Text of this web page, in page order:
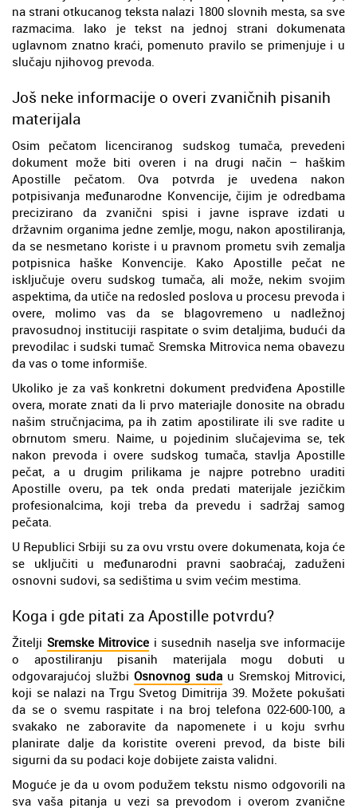
na strani otkucanog teksta nalazi 1800 slovnih mesta, sa sve
razmacima. Iako je tekst na jednoj strani dokumenata
uglavnom znatno kraći, pomenuto pravilo se primenjuje i u
slučaju njihovog prevoda.
Još neke informacije o overi zvaničnih pisanih
materijala
Osim pečatom licenciranog sudskog tumača, prevedeni
dokument može biti overen i na drugi način – haškim
Apostille pečatom. Ova potvrda je uvedena nakon
potpisivanja međunarodne Konvencije, čijim je odredbama
precizirano da zvanični spisi i javne isprave izdati u
državnim organima jedne zemlje, mogu, nakon apostiliranja,
da se nesmetano koriste i u pravnom prometu svih zemalja
potpisnica haške Konvencije. Kako Apostille pečat ne
isključuje overu sudskog tumača, ali može, nekim svojim
aspektima, da utiče na redosled poslova u procesu prevoda i
overe, molimo vas da se blagovremeno u nadležnoj
pravosudnoj instituciji raspitate o svim detaljima, budući da
prevodilac i sudski tumač Sremska Mitrovica nema obavezu
da vas o tome informiše.
Ukoliko je za vaš konkretni dokument predviđena Apostille
overa, morate znati da li prvo materiajle donosite na obradu
našim stručnjacima, pa ih zatim apostilirate ili sve radite u
obrnutom smeru. Naime, u pojedinim slučajevima se, tek
nakon prevoda i overe sudskog tumača, stavlja Apostille
pečat, a u drugim prilikama je najpre potrebno uraditi
Apostille overu, pa tek onda predati materijale jezičkim
profesionalcima, koji treba da prevedu i sadržaj samog
pečata.
U Republici Srbiji su za ovu vrstu overe dokumenata, koja će
se uključiti u međunarodni pravni saobraćaj, zaduženi
osnovni sudovi, sa sedištima u svim većim mestima.
Koga i gde pitati za Apostille potvrdu?
Žitelji Sremske Mitrovice i susednih naselja sve informacije
o apostiliranju pisanih materijala mogu dobuti u
odgovarajućoj službi Osnovnog suda u Sremskoj Mitrovici,
koji se nalazi na Trgu Svetog Dimitrija 39. Možete pokušati
da se o svemu raspitate i na broj telefona 022-600-100, a
svakako ne zaboravite da napomenete i u koju svrhu
planirate dalje da koristite overeni prevod, da biste bili
sigurni da su podaci koje dobijete zaista validni.
Moguće je da u ovom podužem tekstu nismo odgovorili na
sva vaša pitanja u vezi sa prevodom i overom zvanične